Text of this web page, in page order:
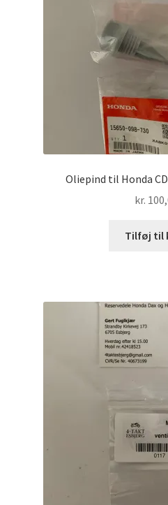
Oliepind til Honda
kr.
Tilføj til